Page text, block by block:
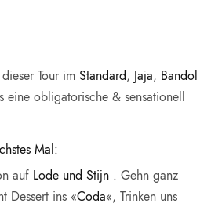
Tour imStandard, Jaja, Bandol
eine obligatorische & sensationell
Mal:
auf Lode und Stijn . Gehn ganz
Dessert ins «Coda«, Trinken uns